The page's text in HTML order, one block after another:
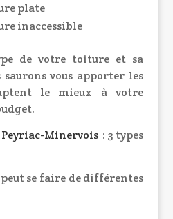
plate
inaccessible
de votre toiture et sa
vous apporter les
le mieux à votre
Minervois : 3 types
se faire de différentes